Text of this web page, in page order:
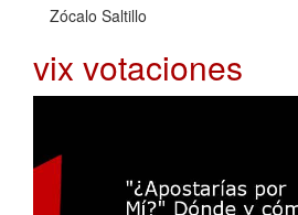
Zócalo Saltillo
vix votaciones